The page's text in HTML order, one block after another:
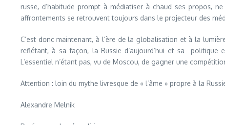
russe, d’habitude prompt à médiatiser à chaud ses propos,
affrontements se retrouvent toujours dans le projecteur des
C’est donc maintenant, à l’ère de la globalisation et à la
reflétant, à sa façon, la Russie d’aujourd’hui et sa politique
L’essentiel n’étant pas, vu de Moscou, de gagner une
Attention : loin du mythe livresque de « l’âme » propre à la
Alexandre Melnik